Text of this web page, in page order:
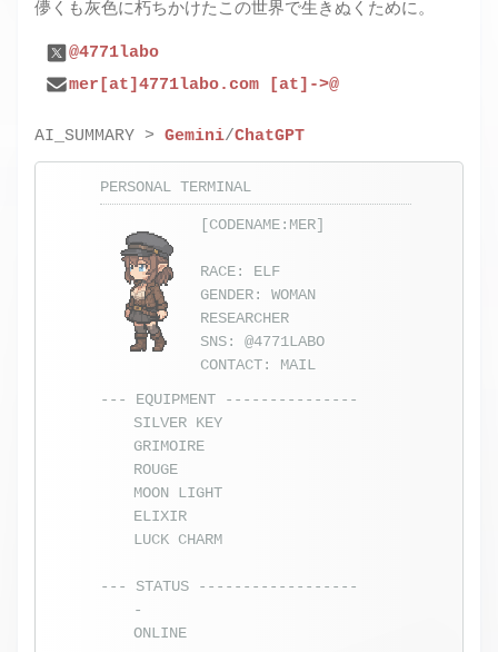
儚くも灰色に朽ちかけたこの世界で生きぬくために。
@4771labo
mer[at]4771labo.com [at]->@
AI_SUMMARY > Gemini/ChatGPT
PERSONAL TERMINAL
[CODENAME:MER]
RACE: ELF
GENDER: WOMAN
RESEARCHER
SNS: @4771LABO
CONTACT: MAIL
--- EQUIPMENT ---------------
SILVER KEY
GRIMOIRE
ROUGE
MOON LIGHT
ELIXIR
LUCK CHARM
--- STATUS ------------------
-
ONLINE